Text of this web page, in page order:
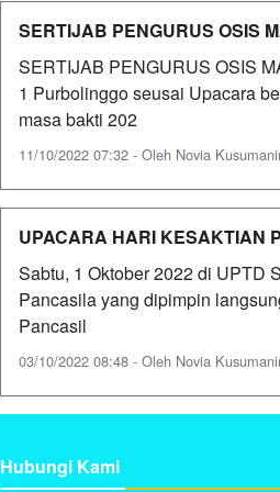
SERTIJAB PENGURUS OSIS
SERTIJAB PENGURUS OSIS
1 Purbolinggo seusai Upacara
masa bakti 202
11/10/2022 07:32 - Oleh Novia
UPACARA HARI KESAKTIAN
Sabtu, 1 Oktober 2022 di UPTD
Pancasila yang dipimpin
Pancasil
03/10/2022 08:48 - Oleh Novia
Hubungi Kami